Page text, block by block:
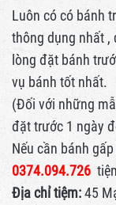
Luôn có có bánh
thông dụng nhất ,
lòng đặt bánh
vụ bánh tốt nhất.
(Đối với những
đặt trước 1 ngày
Nếu cần bánh
0374.094.726
Địa chỉ tiệm:45